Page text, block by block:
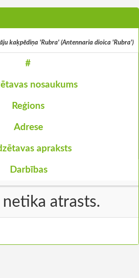
kaķpēdiņa 'Rubra' (Antennaria dioica 'Rubra')
#
nosaukums
Reģions
Adrese
apraksts
Darbības
netika atrasts.